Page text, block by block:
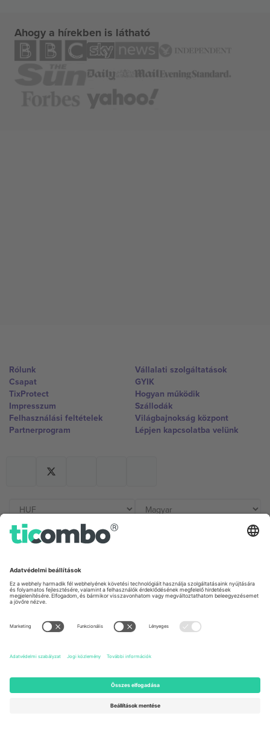
Ahogy a hírekben is látható
Rólunk
Csapat
TixProtect
Impresszum
Felhasználási feltételek
Partnerprogram
Vállalati szolgáltatások
GYIK
Hogyan működik
Szállodák
Világbajnokság központ
Lépjen kapcsolatba velünk
Germany
Unter den Linden 24, 10117
Berlin, Germany
United Kingdom
167 City Road, London, Greater
Newark, Delaware 19713, United
States
Engelberg, Switzerland